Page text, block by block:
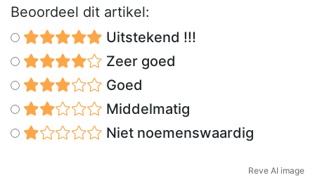
Beoordeel dit artikel:
Uitstekend !!!
Zeer goed
Goed
Middelmatig
Niet noemenswaardig
Reve AI image